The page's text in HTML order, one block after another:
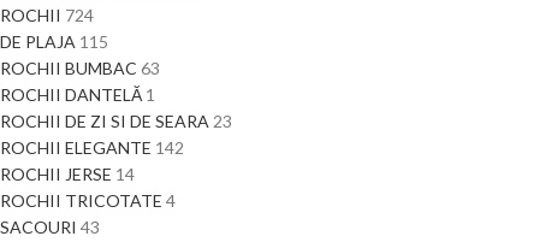
ROCHII 724
DE PLAJA 115
ROCHII BUMBAC 63
ROCHII DANTELĂ 1
ROCHII DE ZI SI DE SEARA 23
ROCHII ELEGANTE 142
ROCHII JERSE 14
ROCHII TRICOTATE 4
SACOURI 43